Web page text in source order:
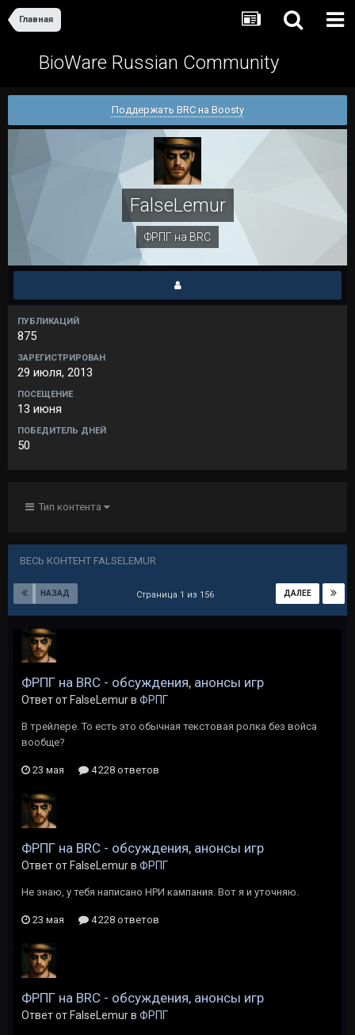
Главная
BioWare Russian Community
Поддержать BRC на Boosty
FalseLemur
ФРПГ на BRC
ПУБЛИКАЦИЙ
875
ЗАРЕГИСТРИРОВАН
29 июля, 2013
ПОСЕЩЕНИЕ
13 июня
ПОБЕДИТЕЛЬ ДНЕЙ
50
Тип контента
ВЕСЬ КОНТЕНТ FALSELEMUR
НАЗАД ДАЛЕЕ
Страница 1 из 156
ФРПГ на BRC - обсуждения, анонсы игр
Ответ от FalseLemur в ФРПГ
В трейлере. То есть это обычная текстовая ролка без войса
вообще?
23 мая 4 228 ответов
ФРПГ на BRC - обсуждения, анонсы игр
Ответ от FalseLemur в ФРПГ
Не знаю, у тебя написано НРИ кампания. Вот я и уточняю.
23 мая 4 228 ответов
ФРПГ на BRC - обсуждения, анонсы игр
Ответ от FalseLemur в ФРПГ